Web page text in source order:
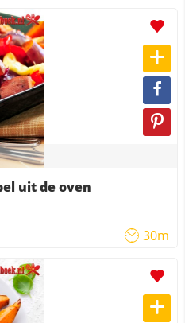
uit de oven
30m